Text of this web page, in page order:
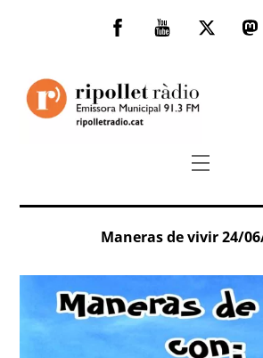
Facebook
You
Twitter
Menu
Maneras de vivir 24/